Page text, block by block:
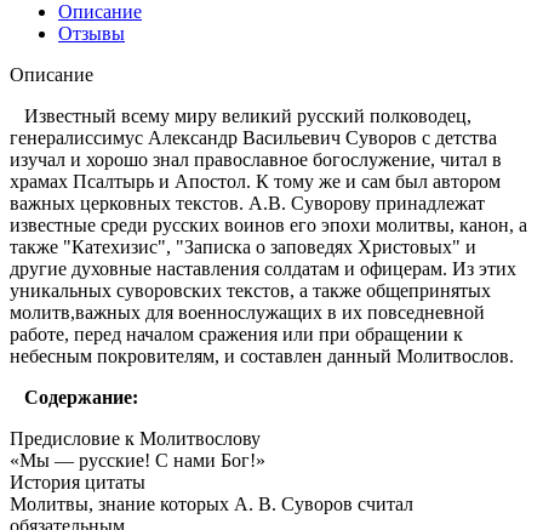
Описание
Отзывы
Описание
Известный всему миру великий русский полководец,
генералиссимус Александр Васильевич Суворов с детства
изучал и хорошо знал православное богослужение, читал в
храмах Псалтырь и Апостол. К тому же и сам был автором
важных церковных текстов. А.В. Суворову принадлежат
известные среди русских воинов его эпохи молитвы, канон, а
также "Катехизис", "Записка о заповедях Христовых" и
другие духовные наставления солдатам и офицерам. Из этих
уникальных суворовских текстов, а также общепринятых
молитв,важных для военнослужащих в их повседневной
работе, перед началом сражения или при обращении к
небесным покровителям, и составлен данный Молитвослов.
Содержание:
Предисловие к Молитвослову
«Мы — русские! С нами Бог!»
История цитаты
Молитвы, знание которых А. В. Суворов считал
обязательным